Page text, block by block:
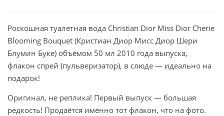
Роскошная туалетная вода Christian Dior Miss Dior Cherie
Blooming Bouquet (Кристиан Диор Мисс Диор Шери
Блумин Буке) объёмом 50 мл 2010 года выпуска,
флакон спрей (пульверизатор), в слюде — идеально на
подарок!
Оригинал, не реплика! Первый выпуск — большая
редкость! Продаётся именно тот флакон, что на фото.